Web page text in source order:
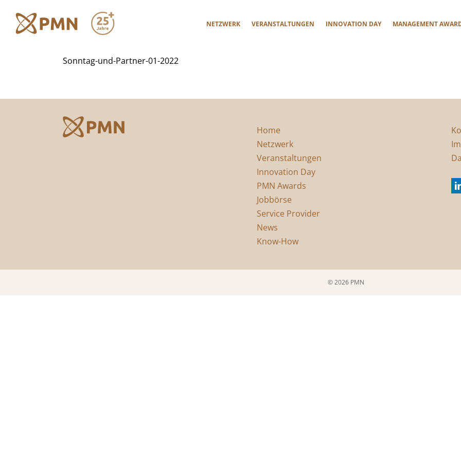
Inhalt
springen
NETZWERK VERANSTALTUNGEN INNOVATION DAY MANAGEMENT
Sonntag-und-Partner-01-2022
Home
Netzwerk
Veranstaltungen
Innovation Day
PMN Awards
Jobbörse
Service Provider
News
Know-How
© 2026 PMN